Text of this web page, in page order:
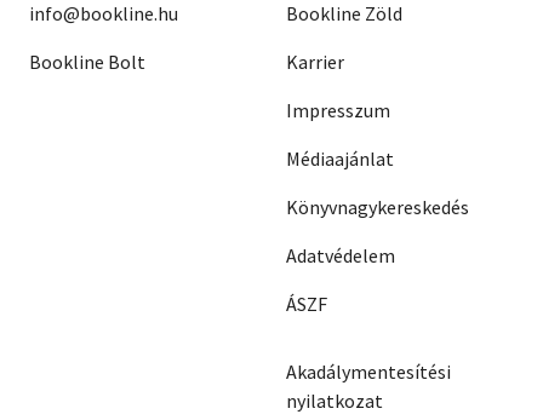
info@bookline.hu
Bookline Bolt
Bookline Zöld
Karrier
Impresszum
Médiaajánlat
Könyvnagykereskedés
Adatvédelem
ÁSZF
Akadálymentesítési
nyilatkozat